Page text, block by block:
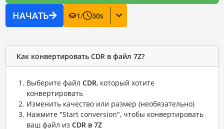
НАЧАТЬ 1/ 30s
Как конвертировать CDR в файл 7Z?
Выберите файл CDR, который хотите
конвертировать
Изменить качество или размер (необязательно)
Нажмите "Start conversion", чтобы конвертировать
ваш файл из CDR в 7Z